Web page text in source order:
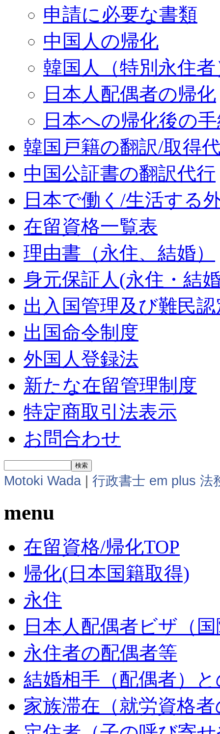
申請に必要な書類
中国人の帰化
韓国人（特別永住
日本人配偶者の帰化
日本への帰化後の
韓国戸籍の翻訳/取得
中国公証書の翻訳代行
日本で働く/生活する
在留資格一覧表
理由書（永住、結婚）
身元保証人(永住・結
出入国管理及び難民
出国命令制度
外国人登録法
新たな在留管理制度
特定商取引法表示
お問合わせ
Motoki Wada 行政書士 em plus 法
menu
在留資格/帰化TOP
帰化(日本国籍取得)
永住
日本人配偶者ビザ（
永住者の配偶者等
結婚相手（配偶者）
家族滞在（就労資格